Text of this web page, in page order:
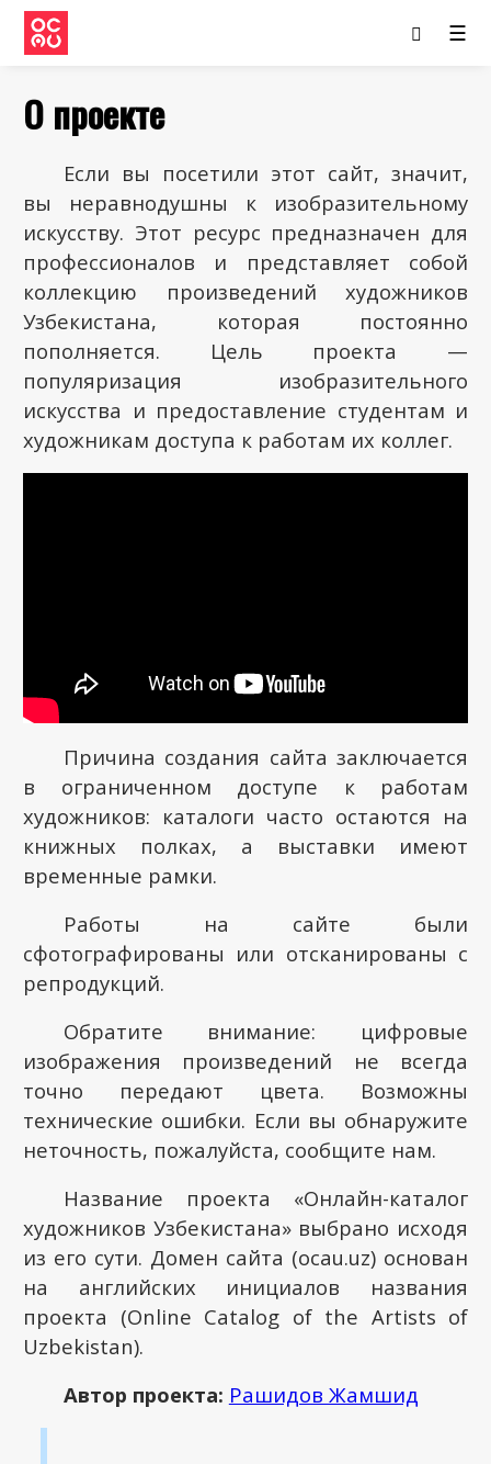
☰
О проекте
Если вы посетили этот сайт, значит,
вы неравнодушны к изобразительному
искусству. Этот ресурс предназначен для
профессионалов и представляет собой
коллекцию произведений художников
Узбекистана, которая постоянно
пополняется. Цель проекта —
популяризация изобразительного
искусства и предоставление студентам и
художникам доступа к работам их коллег.
Причина создания сайта заключается
в ограниченном доступе к работам
художников: каталоги часто остаются на
книжных полках, а выставки имеют
временные рамки.
Работы на сайте были
сфотографированы или отсканированы с
репродукций.
Обратите внимание: цифровые
изображения произведений не всегда
точно передают цвета. Возможны
технические ошибки. Если вы обнаружите
неточность, пожалуйста, сообщите нам.
Название проекта «Онлайн-каталог
художников Узбекистана» выбрано исходя
из его сути. Домен сайта (ocau.uz) основан
на английских инициалов названия
проекта (Online Catalog of the Artists of
Uzbekistan).
Автор проекта: Рашидов Жамшид